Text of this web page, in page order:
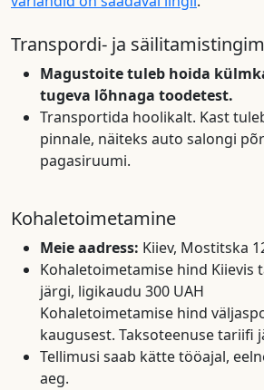
Transpordi- ja
Magustoite tuleb hoida
tugeva lõhnaga toodetest.
Transportida hoolikalt. Kast
pinnale, näiteks auto salongi
pagasiruumi.
Kohaletoimetamine
Meie aadress: Kiiev, Mostitska
Kohaletoimetamise hind Kiievis
järgi, ligikaudu 300 UAH
Kohaletoimetamise hind
kaugusest. Taksoteenuse tariifi
Tellimusi saab kätte tööajal,
aeg.